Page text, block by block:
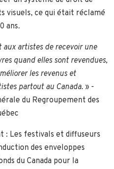
visuels, ce qui était réclamé
ans.
artistes de recevoir une
quand elles sont revendues,
les revenus et
partout au Canada. » -
du Regroupement des
: Les festivals et diffuseurs
des enveloppes
du Canada pour la